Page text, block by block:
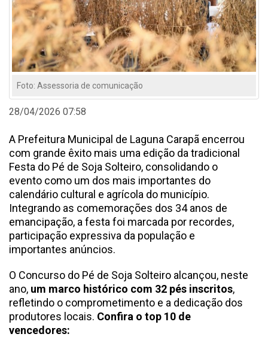
Foto: Assessoria de comunicação
28/04/2026 07:58
A Prefeitura Municipal de Laguna Carapã encerrou
com grande êxito mais uma edição da tradicional
Festa do Pé de Soja Solteiro, consolidando o
evento como um dos mais importantes do
calendário cultural e agrícola do município.
Integrando as comemorações dos 34 anos de
emancipação, a festa foi marcada por recordes,
participação expressiva da população e
importantes anúncios.
O Concurso do Pé de Soja Solteiro alcançou, neste
ano, um marco histórico com 32 pés inscritos,
refletindo o comprometimento e a dedicação dos
produtores locais. Confira o top 10 de
vencedores: